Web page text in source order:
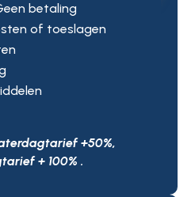
betaling
of toeslagen
+50%,
+ 100% .